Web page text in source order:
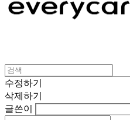
수정하기
삭제하기
글쓴이